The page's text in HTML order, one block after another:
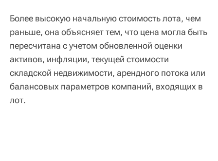
Более высокую начальную стоимость лота, чем
раньше, она объясняет тем, что цена могла быть
пересчитана с учетом обновленной оценки
активов, инфляции, текущей стоимости
складской недвижимости, арендного потока или
балансовых параметров компаний, входящих в
лот.